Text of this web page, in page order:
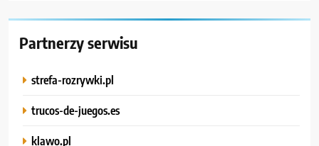
Partnerzy serwisu
strefa-rozrywki.pl
trucos-de-juegos.es
klawo.pl